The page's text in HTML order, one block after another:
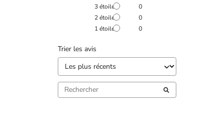
3étoiles
0
2étoiles
0
1étoile 0
Trier les avis